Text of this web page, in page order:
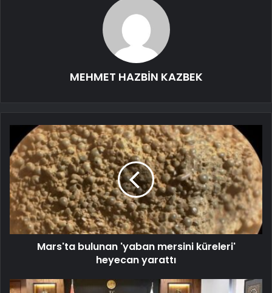
MEHMET HAZBİN KAZBEK
Mars'ta bulunan 'yaban mersini küreleri'
heyecan yarattı